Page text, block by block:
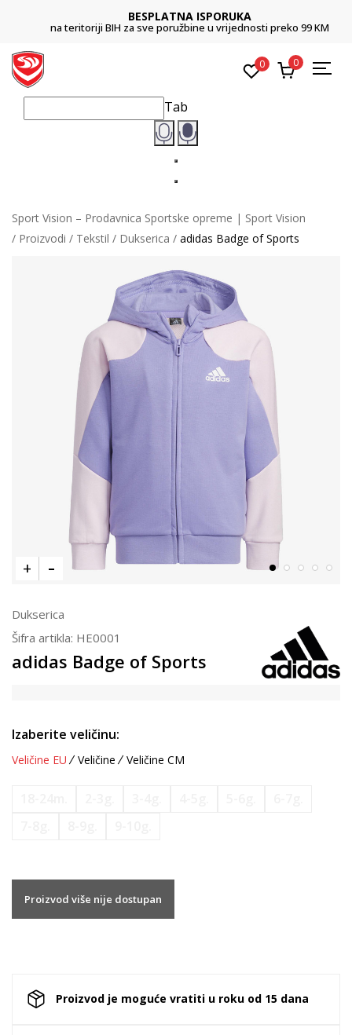
BESPLATNA ISPORUKA
na teritoriji BIH za sve poružbine u vrijednosti preko 99 KM
0 0
Tab
Sport Vision – Prodavnica Sportske opreme | Sport Vision
Proizvodi
Tekstil Dukserica adidas Badge of Sports
Dukserica
Šifra artikla: HE0001
adidas Badge of Sports
Izaberite veličinu:
Veličine EU Veličine Veličine CM
Proizvod više nije dostupan
Proizvod je moguće vratiti u roku od 15 dana